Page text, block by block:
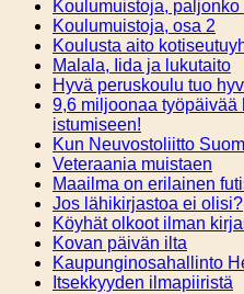
Koulumuistoja, paljonko
Koulumuistoja, osa 2
Koulusta aito
Malala, Iida ja lukutaito
Hyvä peruskoulu tuo
9,6 miljoonaa työpäivää
istumiseen!
Kun Neuvostoliitto
Veteraania muistaen
Maailma on erilainen
Jos lähikirjastoa ei olisi?
Köyhät olkoot ilman
Kovan päivän ilta
Kaupunginosahallinto
Itsekkyyden ilmapiiristä